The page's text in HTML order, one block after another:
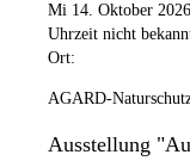
Mi 14. Oktober 2026
Uhrzeit nicht
Ort:
AGARD-
Ausstellung